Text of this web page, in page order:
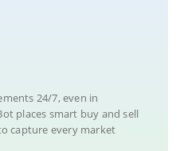
24/7, even in
places smart buy and sell
capture every market